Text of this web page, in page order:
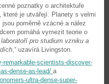
poznatky o architektuře
které je utvářejí. Planety s velmi
poměrně vzácné a nález
pomáhá vymezit teorie o
pro studium vzniku a
,“ uzavírá Livingston.
remarkable-scientists-discover-
dense-as-lead/ a
ultra-dense-super-